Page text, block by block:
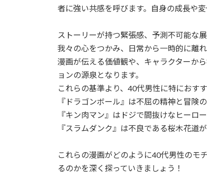
者に強い共感を呼びます。自身の成長や
ストーリーが持つ緊張感、予測不可能な
我々の心をつかみ、日常から一時的に離
漫画が伝える価値観や、キャラクターか
ョンの源泉となります。
これらの基準より、40代男性に特におす
『ドラゴンボール』は不屈の精神と冒険の
『キン肉マン』はドジで間抜けなヒーロ
『スラムダンク』は不良である桜木花道
これらの漫画がどのように40代男性のモ
るのかを深く探っていきましょう！